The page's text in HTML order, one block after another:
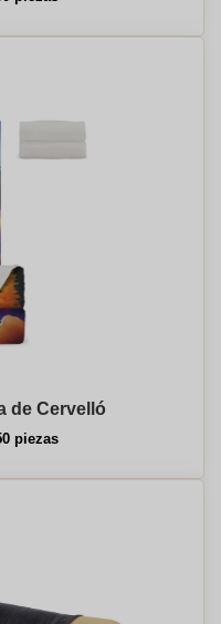
de Cervelló
piezas